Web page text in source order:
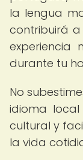
la lengua
contribuirá
experiencia
durante tu
No
idioma local
cultural y
la vida